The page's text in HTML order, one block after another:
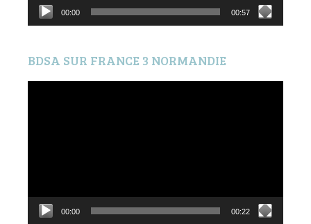
00:00 00:57
BDSA SUR FRANCE 3 NORMANDIE
00:00 00:22